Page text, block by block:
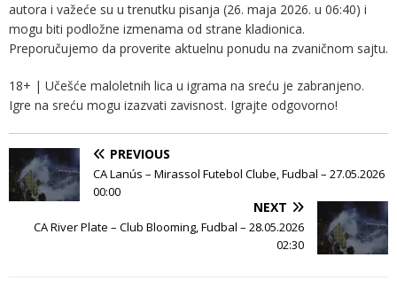
autora i važeće su u trenutku pisanja (26. maja 2026. u 06:40) i
mogu biti podložne izmenama od strane kladionica.
Preporučujemo da proverite aktuelnu ponudu na zvaničnom sajtu.
18+ | Učešće maloletnih lica u igrama na sreću je zabranjeno.
Igre na sreću mogu izazvati zavisnost. Igrajte odgovorno!
PREVIOUS
CA Lanús – Mirassol Futebol Clube, Fudbal – 27.05.2026
00:00
NEXT
CA River Plate – Club Blooming, Fudbal – 28.05.2026
02:30